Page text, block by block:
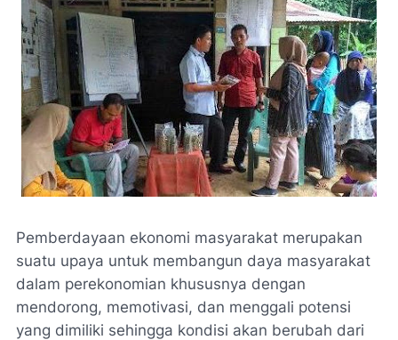
Pemberdayaan ekonomi masyarakat merupakan
suatu upaya untuk membangun daya masyarakat
dalam perekonomian khususnya dengan
mendorong, memotivasi, dan menggali potensi
yang dimiliki sehingga kondisi akan berubah dari